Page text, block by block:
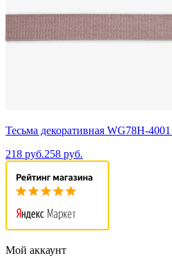
Тесьма декоративная WG78H-
218 руб.258 руб.
Мой аккаунт